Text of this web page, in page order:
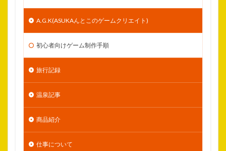
A.G.K(ASUKAんとこのゲームクリエイト)
初心者向けゲーム制作手順
旅行記録
温泉記事
商品紹介
仕事について